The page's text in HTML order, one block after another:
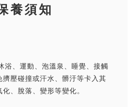
養須知
浴、運動、泡溫泉、睡覺、接觸
壓碰撞或汗水、髒汙等卡入其
、脫落、變形等變化。